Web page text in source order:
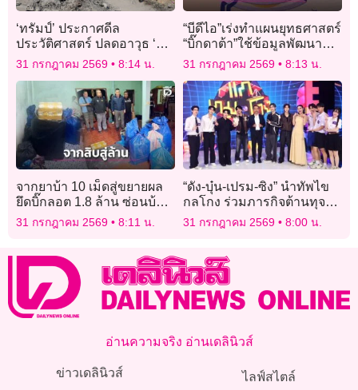
‘ทรัมป์’ ประกาศดีล
ประวัติศาสตร์ ปลดอาวุธ ‘ฮา
มาส’ แต่อิสราเอลยังไม่รับ
เงื่อนไข
31 กรกฎาคม 2569 8:14 น.
“บีดีไอ”เร่งทำแผนยุทธศาสตร์
“บิ๊กดาต้า”ใช้ข้อมูลพัฒนา
ประเทศ
31 กรกฎาคม 2569 8:13 น.
จากยาบ้า 10 เม็ดสู่ขยายผล
ยึดบิ๊กลอต 1.8 ล้าน ซ่อนบ้าน
เช่าสุพรรณฯ ค่ากว่า 10 ล้าน
31 กรกฎาคม 2569 8:11 น.
“ดัง-บุ๋น-เปรม-ซิง” นำทัพไข
กลโกง ร่วมภารกิจต้านทุจริต
ในรายการแก้เกมโกง NEXT
31 กรกฎาคม 2569 8:00 น.
อ่านความจริง อ่านเดลินิวส์
ข่าวเดลินิวส์
ไลฟ์สไตล์